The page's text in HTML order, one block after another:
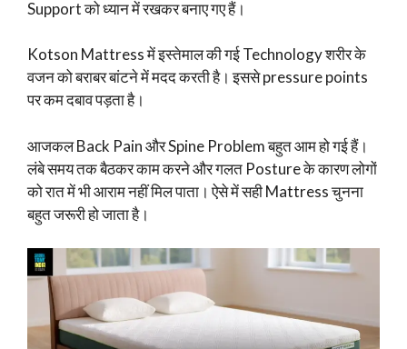
Support को ध्यान में रखकर बनाए गए हैं।
Kotson Mattress में इस्तेमाल की गई Technology शरीर के
वजन को बराबर बांटने में मदद करती है। इससे pressure points
पर कम दबाव पड़ता है।
आजकल Back Pain और Spine Problem बहुत आम हो गई हैं।
लंबे समय तक बैठकर काम करने और गलत Posture के कारण लोगों
को रात में भी आराम नहीं मिल पाता। ऐसे में सही Mattress चुनना
बहुत जरूरी हो जाता है।